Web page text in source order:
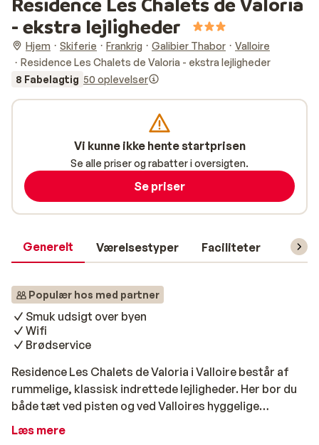
- ekstra lejligheder
Hjem Skiferie Frankrig Galibier Thabor
Valloire
Residence Les Chalets de Valoria - ekstra lejligheder
8 Fabelagtig 50 oplevelser
Generelt Værelsestyper Faciliteter
Populær hos med partner
Smuk udsigt over byen
Wifi
Brødservice
Residence Les Chalets de Valoria i Valloire består af
rummelige, klassisk indrettede lejligheder. Her bor du
både tæt ved pisten og ved Valloires hyggelige
centrum. Fra lejlighederne har du en smuk udsigt over
Læs mere
Vi kunne ikke hente startprisen
Se alle priser og rabatter i oversigten.
Se priser